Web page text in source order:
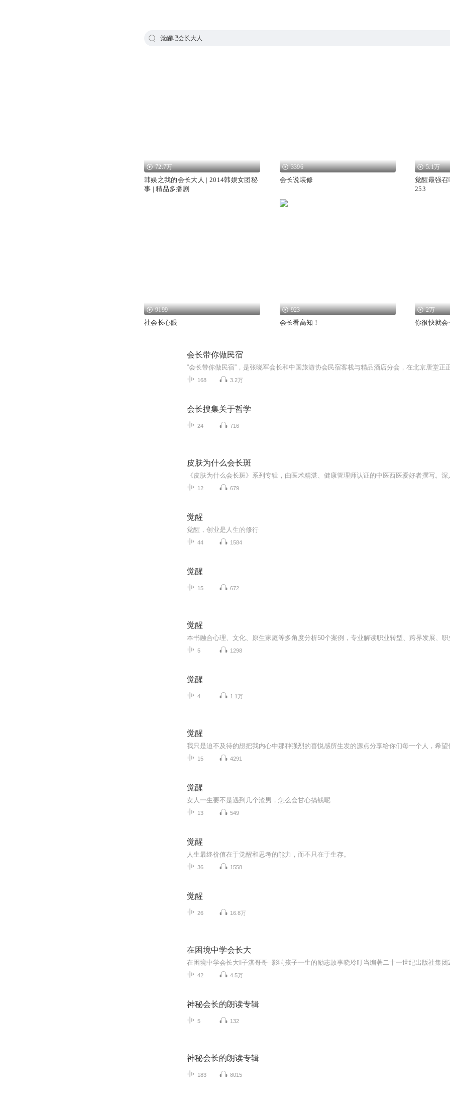
觉醒吧会长大人
72.7万
韩娱之我的会长大人 | 2014韩娱女团秘
事 | 精品多播剧
3396
会长说装修
5.1万
觉醒最强召
253
9199
社会长心眼
923
会长看高知！
2万
你很快就会
会长带你做民宿
168 3.2万
会长搜集关于哲学
24 716
皮肤为什么会长斑
12 679
觉醒
觉醒，创业是人生的修行
44 1584
觉醒
15 672
觉醒
5 1298
觉醒
4 1.1万
觉醒
我只是迫不及待的想把我内心中那种强烈的喜悦感所生发的源点分享给你们每一个人，希望
15 4291
觉醒
女人一生要不是遇到几个渣男，怎么会甘心搞钱呢
13 549
觉醒
人生最终价值在于觉醒和思考的能力，而不只在于生存。
36 1558
觉醒
26 16.8万
在困境中学会长大
42 4.5万
神秘会长的朗读专辑
5 132
神秘会长的朗读专辑
183 8015